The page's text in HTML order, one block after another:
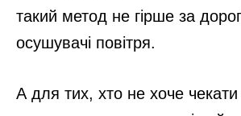
такий метод не гірше за
осушувачі повітря.
А для тих, хто не хоче чекати